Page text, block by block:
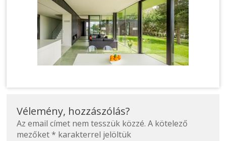
Vélemény, hozzászólás?
Az email címet nem tesszük közzé. A kötelező
mezőket* karakterrel jelöltük